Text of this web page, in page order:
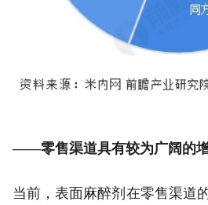
——零售渠道具有较为广阔的
当前，表面麻醉剂在零售渠道